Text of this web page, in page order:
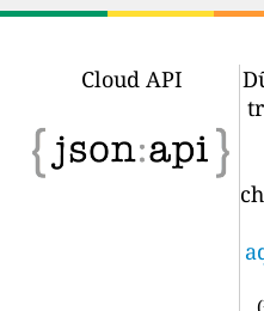
Cloud API
(